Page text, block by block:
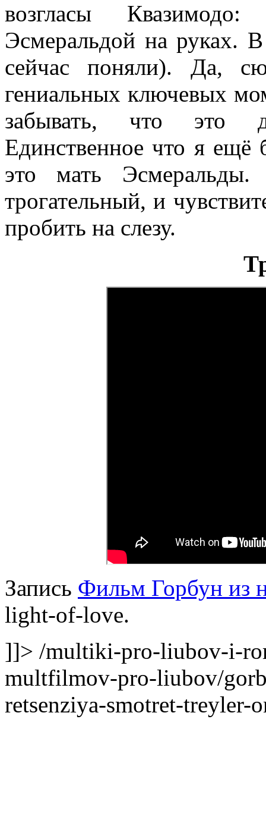
возгласы
Эсмеральдой на руках.
сейчас поняли). Да,
гениальных ключевых
забывать, что это
Единственное что я ещё
это мать
трогательный, и
пробить на слезу.
Запись Фильм Горбун из
light-of-love.
]]> /multiki-pro-liubov-i-
multfilmov-pro-liubov/
retsenziya-smotret-treyler-